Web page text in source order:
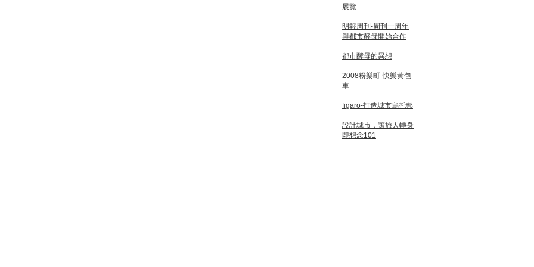
展覽
明報周刊-周刊一周年
與都市酵母開始合作
都市酵母的異想
2008粉樂町-快樂黃包
車
figaro-打造城市烏托邦
設計城市，讓旅人轉身
即想念101